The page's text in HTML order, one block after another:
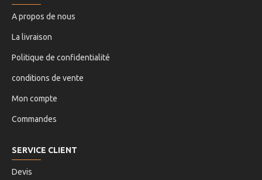
A propos de nous
La livraison
Politique de confidentialité
conditions de vente
Mon compte
Commandes
SERVICE CLIENT
Devis